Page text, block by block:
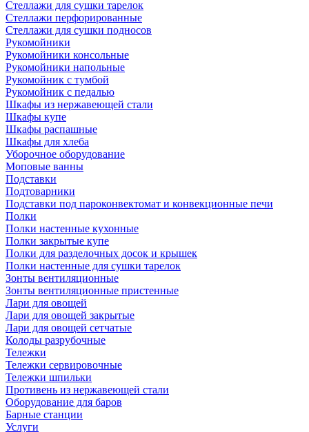
Стеллажи для сушки тарелок
Стеллажи перфорированные
Стеллажи для сушки подносов
Рукомойники
Рукомойники консольные
Рукомойники напольные
Рукомойник с тумбой
Рукомойник с педалью
Шкафы из нержавеющей стали
Шкафы купе
Шкафы распашные
Шкафы для хлеба
Уборочное оборудование
Моповые ванны
Подставки
Подтоварники
Подставки под пароконвектомат и конвекционные печи
Полки
Полки настенные кухонные
Полки закрытые купе
Полки для разделочных досок и крышек
Полки настенные для сушки тарелок
Зонты вентиляционные
Зонты вентиляционные пристенные
Лари для овощей
Лари для овощей закрытые
Лари для овощей сетчатые
Колоды разрубочные
Тележки
Тележки сервировочные
Тележки шпильки
Противень из нержавеющей стали
Оборудование для баров
Барные станции
Услуги